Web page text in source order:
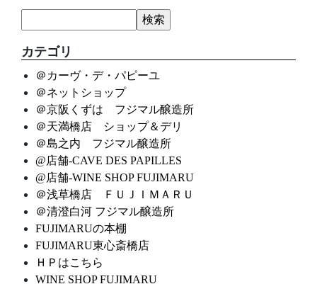
カテゴリ
＠カーヴ・デ・パピーユ
＠ネットショップ
＠京阪くずは フジマル醸造所
＠天満橋店 ショップ＆デリ
＠島之内 フジマル醸造所
@店舗-CAVE DES PAPILLES
@店舗-WINE SHOP FUJIMARU
＠浅草橋店 ＦＵＪＩＭＡＲＵ
＠清澄白河 フジマル醸造所
FUJIMARUの本棚
FUJIMARU東心斎橋店
ＨＰはこちら
WINE SHOP FUJIMARU